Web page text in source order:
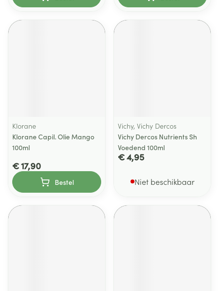
Klorane
Klorane Capil. Olie Mango
100ml
€ 17,90
Bestel
Vichy, Vichy Dercos
Vichy Dercos Nutrients Sh
Voedend 100ml
€ 4,95
Niet beschikbaar